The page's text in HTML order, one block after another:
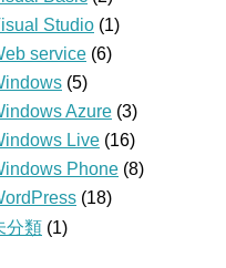
Studio (1)
service (6)
(5)
Azure (3)
Live (16)
Phone (8)
(18)
分類 (1)